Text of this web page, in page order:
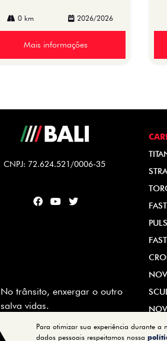
0 km 2026/2026
Mais informações
CNPJ: 72.624.521/0006-35
No trânsito, enxergar o outro
salva vidas.
Para otimizar sua experiência durante a
dados pessoais respeitamos nossa